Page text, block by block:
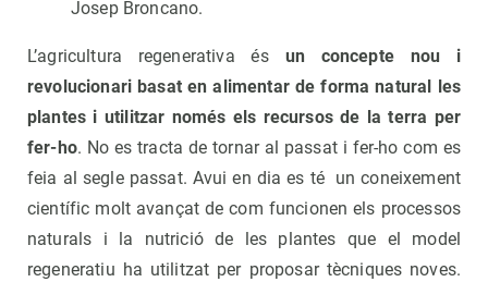
Josep Broncano.
L’agricultura regenerativa és un concepte nou i
revolucionari basat en alimentar de forma natural les
plantes i utilitzar només els recursos de la terra per
fer-ho. No es tracta de tornar al passat i fer-ho com es
feia al segle passat. Avui en dia es té un coneixement
científic molt avançat de com funcionen els processos
naturals i la nutrició de les plantes que el model
regeneratiu ha utilitzat per proposar tècniques noves.